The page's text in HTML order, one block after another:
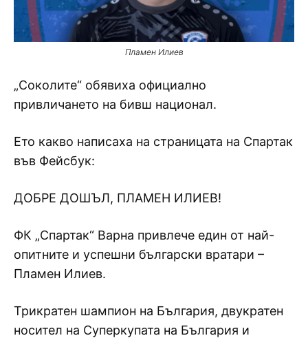
Пламен Илиев
„Соколите“ обявиха официално
привличането на бивш национал.
Ето какво написаха на страницата на Спартак
във Фейсбук:
ДОБРЕ ДОШЪЛ, ПЛАМЕН ИЛИЕВ!
ФК „Спартак“ Варна привлече един от най-
опитните и успешни български вратари –
Пламен Илиев.
Трикратен шампион на България, двукратен
носител на Суперкупата на България и